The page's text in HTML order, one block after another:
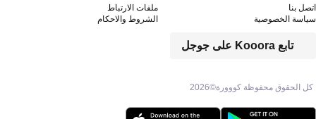
كل الحقوق محفوظة كووورة©2026
تابع Kooora على جوجل
اتصل بنا
ملفات الارتباط
سياسة الخصوصية
الشروط والاحكام